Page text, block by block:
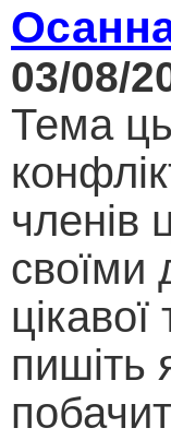
03/08/
Тема
членів
своїми
пишіть